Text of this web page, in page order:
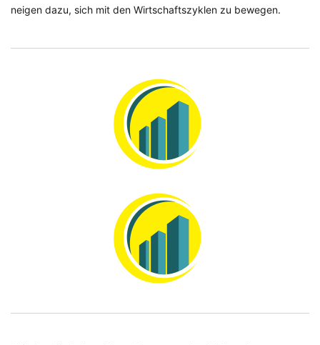
neigen dazu, sich mit den Wirtschaftszyklen zu bewegen.